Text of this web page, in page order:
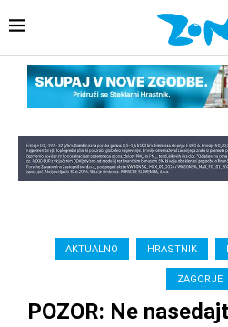
AKTUALNO HRASTNIK
ZAGORJE
POZOR: Ne